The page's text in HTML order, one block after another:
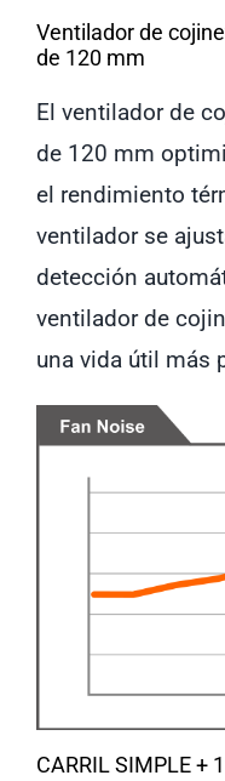
Ventilador de
de 120 mm
El ventilador de
de 120 mm
el rendimiento
ventilador se
detección
ventilador de
una vida útil más
CARRIL SIMPLE +